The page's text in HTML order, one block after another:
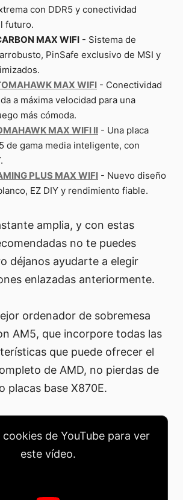
con DDR5 y conectividad
futuro.
MAX WIFI - Sistema de
PinSafe exclusivo de MSI y
MAX WIFI - Conectividad
a máxima velocidad para una
más cómoda.
MAX WIFI II - Una placa
de gama media inteligente, con
PLUS MAX WIFI - Nuevo diseño
EZ DIY y rendimiento fiable.
amplia, y con estas
no te puedes
déjanos ayudarte a elegir
enlazadas anteriormente.
ordenador de sobremesa
AM5, que incorpore todas las
que puede ofrecer el
de AMD, no pierdas de
placas base X870E.
de YouTube para ver
este vídeo.